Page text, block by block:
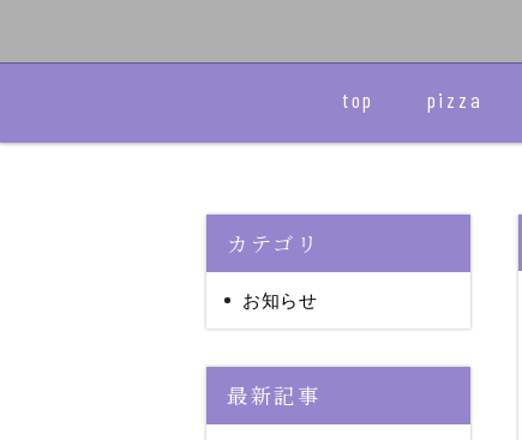
top pizza
カテゴリ
お知らせ
最新記事